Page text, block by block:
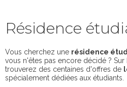
Résidence
Vous cherchez une résidence
vous n'êtes pas encore décidé ? Sur
trouverez des centaines d'offres de
spécialement dédiées aux étudiants.